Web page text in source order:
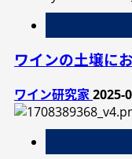
シ
ョ
ン
ワインの土壌に
ワイン研究家2025-